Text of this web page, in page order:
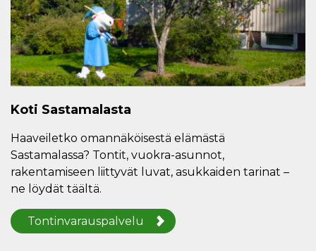
Koti Sastamalasta
Haaveiletko omannäköisestä elämästä
Sastamalassa? Tontit, vuokra-asunnot,
rakentamiseen liittyvät luvat, asukkaiden tarinat –
ne löydät täältä.
Tontinvarauspalvelu